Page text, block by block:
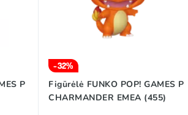
P
-32%
Figūrėlė FUNKO POP! GAMES P
CHARMANDER EMEA (455)